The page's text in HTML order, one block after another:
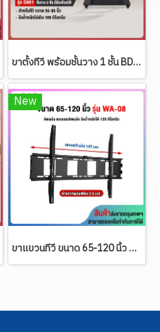
ขาตั้งทีวี พร้อมชั้นวาง 1 ชั้น BDEE รุ่น S901 (รองรับทีวี ขนาด 50-85 นิ้ว)
New
ขาแขวนทีวี ขนาด 65-120 นิ้ว BDEE รุ่น WA-08 (ติดผนังแบบแนบชิดผนัง) เหล็กหนา แข็งแรงที่สุด